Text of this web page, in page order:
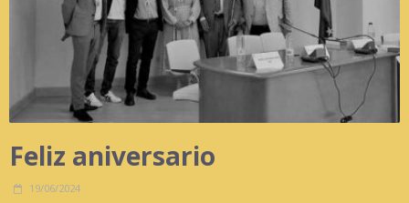
Feliz aniversario
19/06/2024